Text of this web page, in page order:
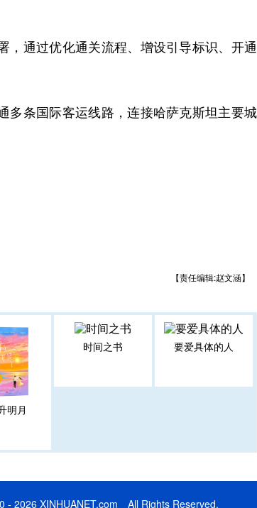
通过优化通关流程、增设引导标识、开通
条国际客运线路，连接哈萨克斯坦主要城
【责任编辑:赵文涵】
明月
时间之书 要爱具体的人
- 2026 XINHUANET.com All Rights Reserved.